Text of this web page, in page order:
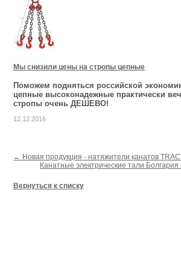
Мы снизили цены на стропы цепные
Поможем подняться российской
цепные высоконадежные практически
стропы очень ДЕШЕВО!
12.12.2016
← Новая продукция - натяжители канатов
Канатные электрические тали
Вернуться к списку